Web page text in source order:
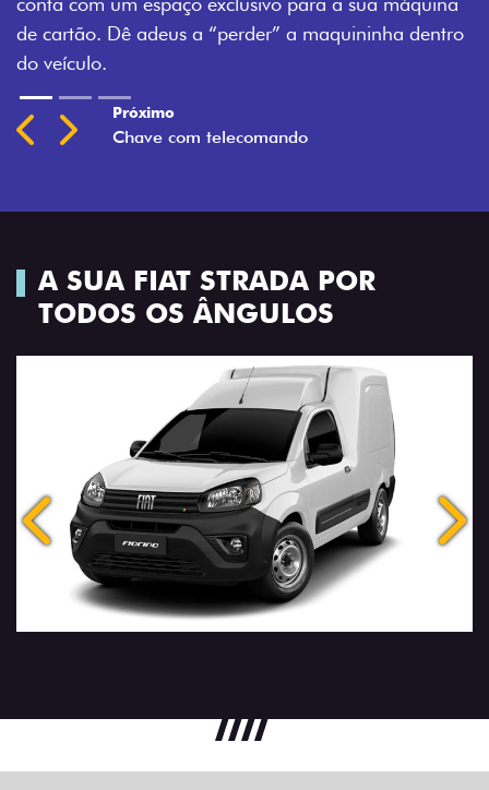
a “perder” a maquininha dentro
Previous
Next
A SUA FIAT STRADA POR
TODOS OS ÂNGULOS
Anterior